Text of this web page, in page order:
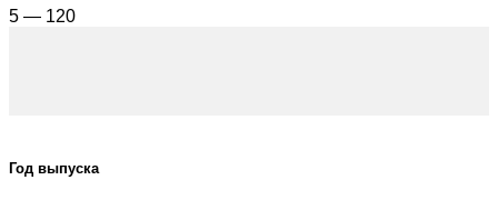
5 — 120
Год выпуска